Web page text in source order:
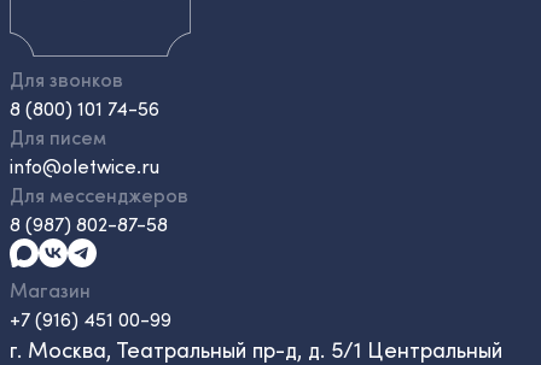
Для звонков
8 (800) 101 74-56
Для писем
info@oletwice.ru
Для мессенджеров
8 (987) 802-87-58
Магазин
+7 (916) 451 00-99
г. Москва, Театральный пр-д, д. 5/1 Центральный